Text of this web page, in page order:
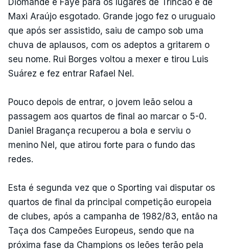
Maxi Araújo esgotado. Grande jogo fez o uruguaio
que após ser assistido, saiu de campo sob uma
chuva de aplausos, com os adeptos a gritarem o
seu nome. Rui Borges voltou a mexer e tirou Luis
Suárez e fez entrar Rafael Nel.
Pouco depois de entrar, o jovem leão selou a
passagem aos quartos de final ao marcar o 5-0.
Daniel Bragança recuperou a bola e serviu o
menino Nel, que atirou forte para o fundo das
redes.
Esta é segunda vez que o Sporting vai disputar os
quartos de final da principal competição europeia
de clubes, após a campanha de 1982/83, então na
Taça dos Campeões Europeus, sendo que na
próxima fase da Champions os leões terão pela